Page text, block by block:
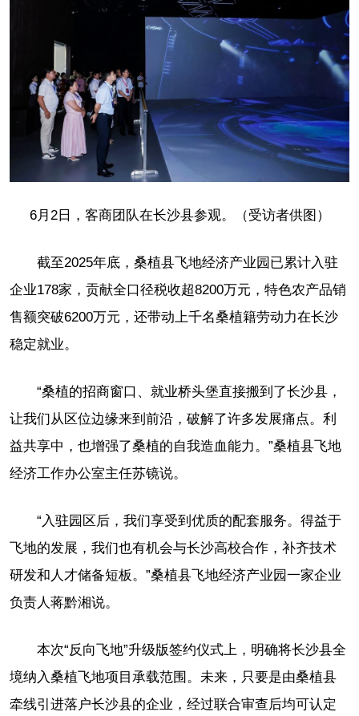
6月2日，客商团队在长沙县参观。（受访者供图）
截至2025年底，桑植县飞地经济产业园已累计入驻
企业178家，贡献全口径税收超8200万元，特色农产品销
售额突破6200万元，还带动上千名桑植籍劳动力在长沙
稳定就业。
“桑植的招商窗口、就业桥头堡直接搬到了长沙县，
让我们从区位边缘来到前沿，破解了许多发展痛点。利
益共享中，也增强了桑植的自我造血能力。”桑植县飞地
经济工作办公室主任苏镜说。
“入驻园区后，我们享受到优质的配套服务。得益于
飞地的发展，我们也有机会与长沙高校合作，补齐技术
研发和人才储备短板。”桑植县飞地经济产业园一家企业
负责人蒋黔湘说。
本次“反向飞地”升级版签约仪式上，明确将长沙县全
境纳入桑植飞地项目承载范围。未来，只要是由桑植县
牵线引进落户长沙县的企业，经过联合审查后均可认定